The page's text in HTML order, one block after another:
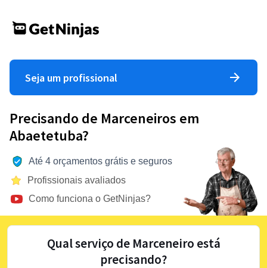
Seja um profissional
Precisando de Marceneiros em
Abaetetuba?
Até 4 orçamentos grátis e seguros
Profissionais avaliados
Como funciona o GetNinjas?
Qual serviço de Marceneiro está
precisando?